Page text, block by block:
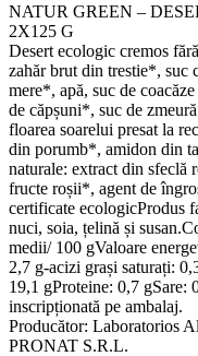
NATUR GREEN –
2X125 G
Desert ecologic cremos
zahăr brut din trestie*, suc
mere*, apă, suc de
de căpșuni*, suc de
floarea soarelui presat la
din porumb*, amidon din
naturale: extract din sfeclă
fructe roșii*, agent de
certificate ecologicProdus
nuci, soia, țelină și
medii/ 100 gValoare
2,7 g-acizi grași saturați:
19,1 gProteine: 0,7 gSare:
inscripționată pe ambalaj.
Producător: Laboratorios
PRONAT S.R.L.